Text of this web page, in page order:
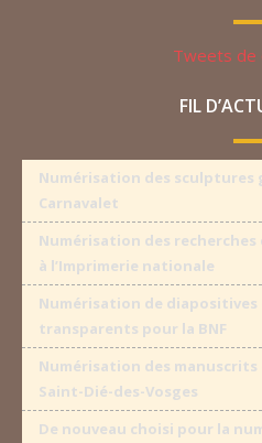
Tweets de
FIL
Numérisation des sculptures
Carnavalet
Numérisation des recherches
à l’Imprimerie nationale
Numérisation de
transparents pour la BNF
Numérisation des manuscrits
Saint-Dié-des-Vosges
De nouveau choisi pour la